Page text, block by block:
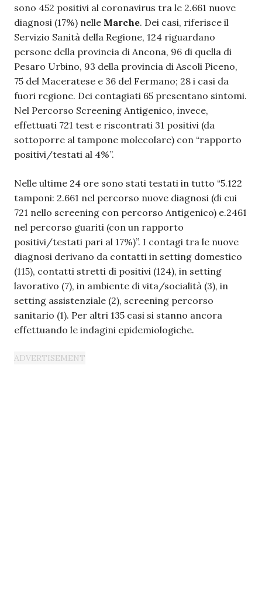
sono 452 positivi al coronavirus tra le 2.661 nuove
diagnosi (17%) nelle Marche. Dei casi, riferisce il
Servizio Sanità della Regione, 124 riguardano
persone della provincia di Ancona, 96 di quella di
Pesaro Urbino, 93 della provincia di Ascoli Piceno,
75 del Maceratese e 36 del Fermano; 28 i casi da
fuori regione. Dei contagiati 65 presentano sintomi.
Nel Percorso Screening Antigenico, invece,
effettuati 721 test e riscontrati 31 positivi (da
sottoporre al tampone molecolare) con “rapporto
positivi/testati al 4%”.
Nelle ultime 24 ore sono stati testati in tutto “5.122
tamponi: 2.661 nel percorso nuove diagnosi (di cui
721 nello screening con percorso Antigenico) e.2461
nel percorso guariti (con un rapporto
positivi/testati pari al 17%)”. I contagi tra le nuove
diagnosi derivano da contatti in setting domestico
(115), contatti stretti di positivi (124), in setting
lavorativo (7), in ambiente di vita/socialità (3), in
setting assistenziale (2), screening percorso
sanitario (1). Per altri 135 casi si stanno ancora
effettuando le indagini epidemiologiche.